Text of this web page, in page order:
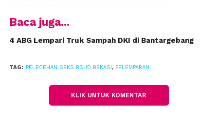
tanggung jawab saudara NJ selaku pribadi dan tidak
terkait dengan RSUD dr Chasbullah Abdulmadjid.
telah mengundurkan diri sebagai pegawai RSUD dr
tanggal 23 Desember 2021.
Baca juga...
4 ABG Lempari Truk Sampah DKI di Bantargebang
TAG: PELECEHAN SEKS RSUD BEKASI, PELEMPARAN
KLIK UNTUK KOMENTAR